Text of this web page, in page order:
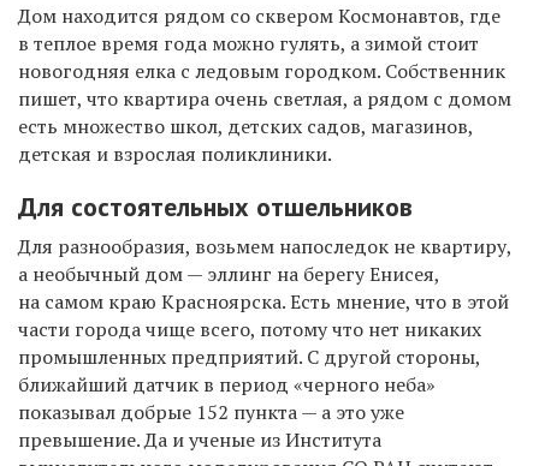
Дом находится рядом со сквером Космонавтов, где
в теплое время года можно гулять, а зимой стоит
новогодняя елка с ледовым городком. Собственник
пишет, что квартира очень светлая, а рядом с домом
есть множество школ, детских садов, магазинов,
детская и взрослая поликлиники.
Для состоятельных отшельников
Для разнообразия, возьмем напоследок не квартиру,
а необычный дом — эллинг на берегу Енисея,
на самом краю Красноярска. Есть мнение, что в этой
части города чище всего, потому что нет никаких
промышленных предприятий. С другой стороны,
ближайший датчик в период «черного неба»
показывал добрые 152 пункта — а это уже
превышение. Да и ученые из Института